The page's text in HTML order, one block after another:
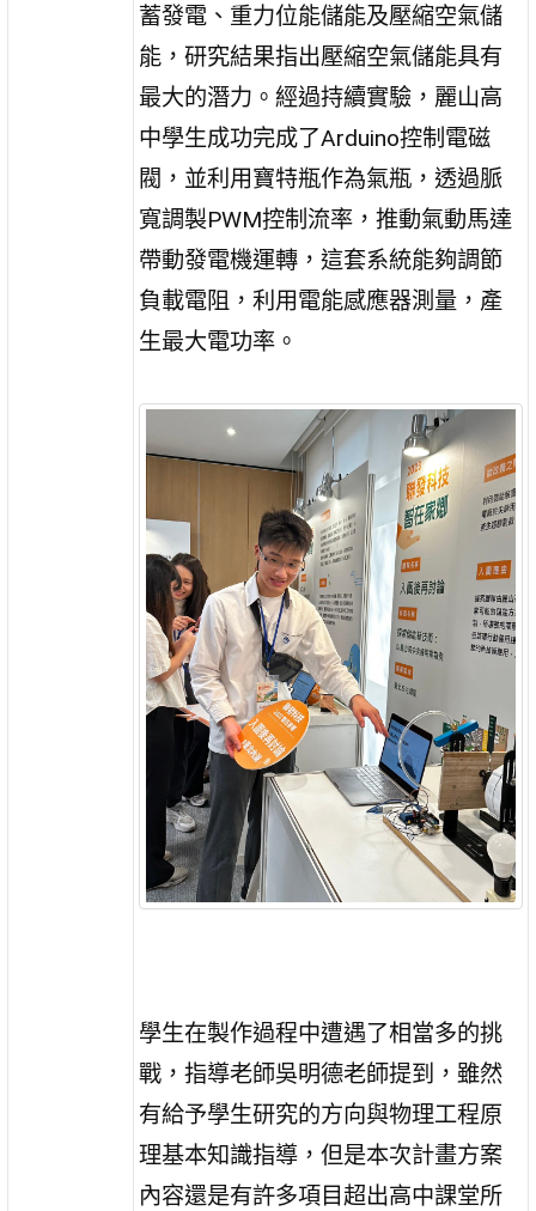
蓄發電、重力位能儲能及壓縮空氣儲
能，研究結果指出壓縮空氣儲能具有
最大的潛力。經過持續實驗，麗山高
中學生成功完成了Arduino控制電磁
閥，並利用寶特瓶作為氣瓶，透過脈
寬調製PWM控制流率，推動氣動馬達
帶動發電機運轉，這套系統能夠調節
負載電阻，利用電能感應器測量，產
生最大電功率。
學生在製作過程中遭遇了相當多的挑
戰，指導老師吳明德老師提到，雖然
有給予學生研究的方向與物理工程原
理基本知識指導，但是本次計畫方案
內容還是有許多項目超出高中課堂所